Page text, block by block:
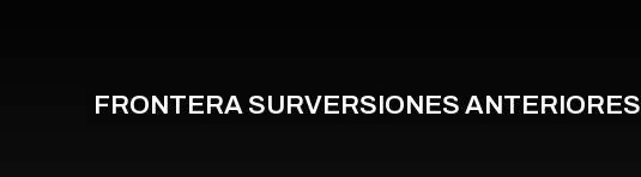
FRONTERA SURVERSIONES ANTERIORES